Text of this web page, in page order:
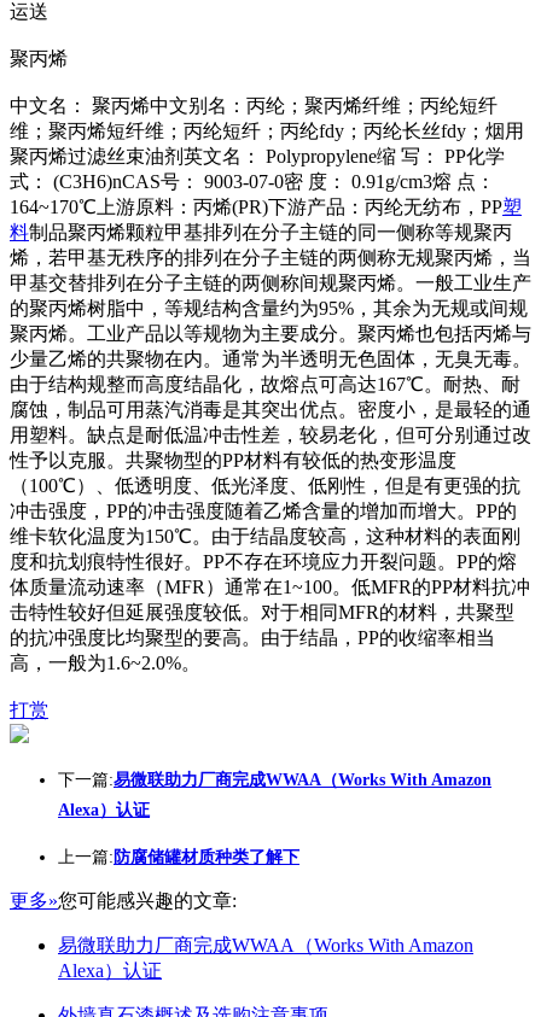
运送
聚丙烯
中文名： 聚丙烯中文别名：丙纶；聚丙烯纤维；丙纶短纤
维；聚丙烯短纤维；丙纶短纤；丙纶fdy；丙纶长丝fdy；烟用
聚丙烯过滤丝束油剂英文名： Polypropylene缩 写： PP化学
式： (C3H6)nCAS号： 9003-07-0密 度： 0.91g/cm3熔 点：
164~170℃上游原料：丙烯(PR)下游产品：丙纶无纺布，PP塑
料制品聚丙烯颗粒甲基排列在分子主链的同一侧称等规聚丙
烯，若甲基无秩序的排列在分子主链的两侧称无规聚丙烯，当
甲基交替排列在分子主链的两侧称间规聚丙烯。一般工业生产
的聚丙烯树脂中，等规结构含量约为95%，其余为无规或间规
聚丙烯。工业产品以等规物为主要成分。聚丙烯也包括丙烯与
少量乙烯的共聚物在内。通常为半透明无色固体，无臭无毒。
由于结构规整而高度结晶化，故熔点可高达167℃。耐热、耐
腐蚀，制品可用蒸汽消毒是其突出优点。密度小，是最轻的通
用塑料。缺点是耐低温冲击性差，较易老化，但可分别通过改
性予以克服。共聚物型的PP材料有较低的热变形温度
（100℃）、低透明度、低光泽度、低刚性，但是有更强的抗
冲击强度，PP的冲击强度随着乙烯含量的增加而增大。PP的
维卡软化温度为150℃。由于结晶度较高，这种材料的表面刚
度和抗划痕特性很好。PP不存在环境应力开裂问题。PP的熔
体质量流动速率（MFR）通常在1~100。低MFR的PP材料抗冲
击特性较好但延展强度较低。对于相同MFR的材料，共聚型
的抗冲强度比均聚型的要高。由于结晶，PP的收缩率相当
高，一般为1.6~2.0%。
打赏
下一篇:易微联助力厂商完成WWAA（Works With Amazon
Alexa）认证
上一篇: 防腐储罐材质种类了解下
更多»您可能感兴趣的文章:
易微联助力厂商完成WWAA（Works With Amazon
Alexa）认证